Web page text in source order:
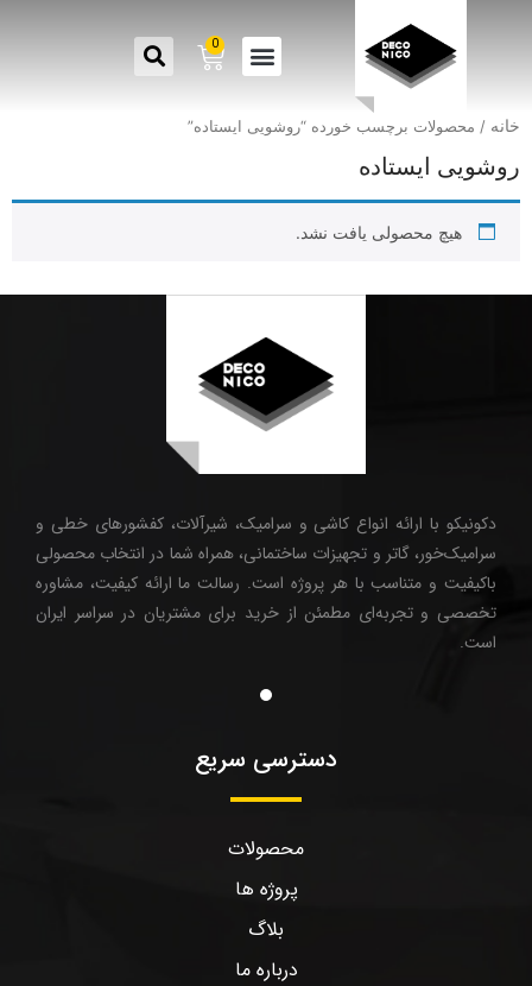
0
خانه / محصولات برچسب خورده “روشویی ایستاده”
روشویی ایستاده
هیچ محصولی یافت نشد.
دکونیکو با ارائه انواع کاشی و سرامیک، شیرآلات، کفشورهای خطی و
سرامیک‌خور، گاتر و تجهیزات ساختمانی، همراه شما در انتخاب محصولی
باکیفیت و متناسب با هر پروژه است. رسالت ما ارائه کیفیت، مشاوره
تخصصی و تجربه‌ای مطمئن از خرید برای مشتریان در سراسر ایران
است.
دسترسی سریع
محصولات
پروژه ها
بلاگ
درباره ما